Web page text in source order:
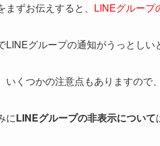
まずお伝えすると、 LINEグループ
LINEグループの通知がうっとしい
いくつかの注意点もありますので
にLINEグループの非表示について